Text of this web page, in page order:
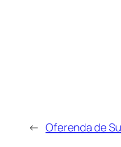
← Oferenda de